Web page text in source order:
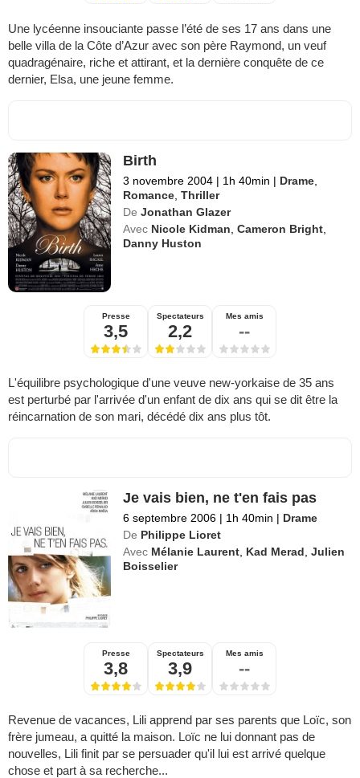
Une lycéenne insouciante passe l’été de ses 17 ans dans une
belle villa de la Côte d’Azur avec son père Raymond, un veuf
quadragénaire, riche et attirant, et la dernière conquête de ce
dernier, Elsa, une jeune femme.
Birth
3 novembre 2004 | 1h 40min | Drame
Romance ,Thriller
De Jonathan Glazer
Avec Nicole Kidman ,Cameron Bright
Danny Huston
Presse
3,5
Spectateurs
2,2
Mes amis
--
L'équilibre psychologique d'une veuve new-yorkaise de 35 ans
est perturbé par l'arrivée d'un enfant de dix ans qui se dit être la
réincarnation de son mari, décédé dix ans plus tôt.
Je vais bien, ne t'en fais pas
6 septembre 2006 | 1h 40min | Drame
De Philippe Lioret
Avec Mélanie Laurent Kad Merad ,Julien
Boisselier
Presse
3,8
Spectateurs
3,9
Mes amis
--
Revenue de vacances, Lili apprend par ses parents que Loïc, son
frère jumeau, a quitté la maison. Loïc ne lui donnant pas de
nouvelles, Lili finit par se persuader qu'il lui est arrivé quelque
chose et part à sa recherche...